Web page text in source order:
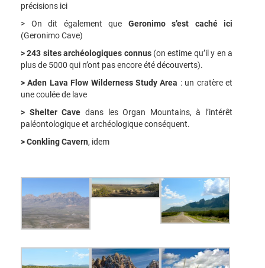
précisions ici
> On dit également que Geronimo s’est caché ici
(Geronimo Cave)
> 243 sites archéologiques connus(on estime qu’il y en a
plus de 5000 qui n’ont pas encore été découverts).
> Aden Lava Flow Wilderness Study Area : un cratère et
une coulée de lave
> Shelter Cave dans les Organ Mountains, à l’intérêt
paléontologique et archéologique conséquent.
> Conkling Cavern, idem